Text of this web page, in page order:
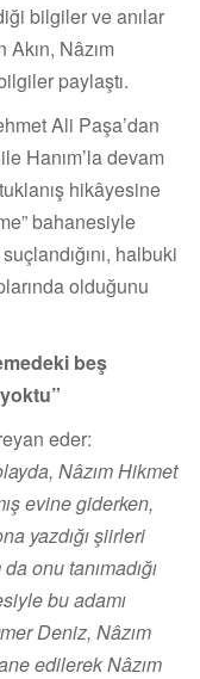
bilgiler ve anılar
Nâzım
paylaştı.
Ali Paşa’dan
Hanım’la devam
hikâyesine
bahanesiyle
halbuki
olduğunu
beş
eder:
Nâzım Hikmet
evine giderken,
yazdığı şiirleri
onu tanımadığı
bu adamı
Deniz, Nâzım
edilerek Nâzım